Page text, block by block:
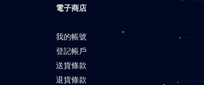
電子商店
我的帳號
登記帳戶
送貨條款
退貨條款